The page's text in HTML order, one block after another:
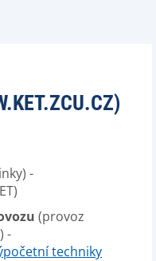
-
(provoz
-
techniky